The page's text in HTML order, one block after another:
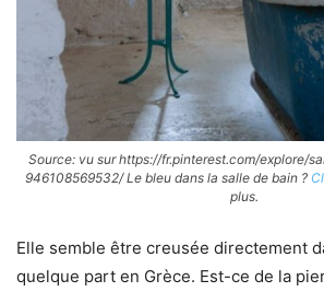
Source: vu sur https://fr.pinterest.com/explore/
946108569532/ Le bleu dans la salle de bain ?
plus.
Elle semble être creusée directement
quelque part en Grèce. Est-ce de la